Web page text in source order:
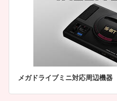
メガドライブミニ対応周辺機器